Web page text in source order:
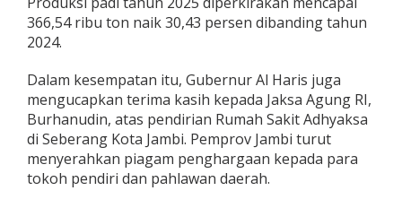
366,54 ribu ton naik 30,43 persen dibanding tahun
2024.
Dalam kesempatan itu, Gubernur Al Haris juga
mengucapkan terima kasih kepada Jaksa Agung RI,
Burhanudin, atas pendirian Rumah Sakit Adhyaksa
di Seberang Kota Jambi. Pemprov Jambi turut
menyerahkan piagam penghargaan kepada para
tokoh pendiri dan pahlawan daerah.